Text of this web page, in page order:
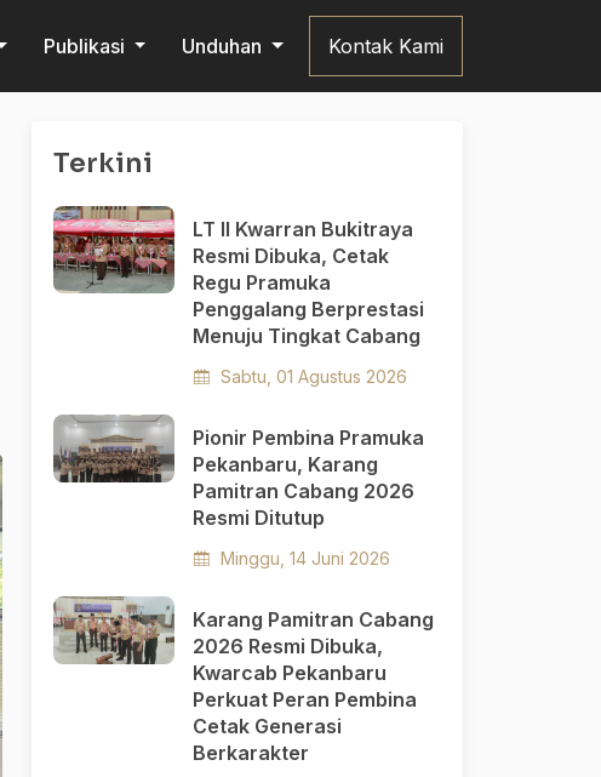
Publikasi Unduhan Kontak Kami
Terkini
LT II Kwarran Bukitraya
Resmi Dibuka, Cetak
Regu Pramuka
Penggalang Berprestasi
Menuju Tingkat Cabang
Sabtu, 01 Agustus 2026
Pionir Pembina Pramuka
Pekanbaru, Karang
Pamitran Cabang 2026
Resmi Ditutup
Minggu, 14 Juni 2026
Karang Pamitran Cabang
2026 Resmi Dibuka,
Kwarcab Pekanbaru
Perkuat Peran Pembina
Cetak Generasi
Berkarakter